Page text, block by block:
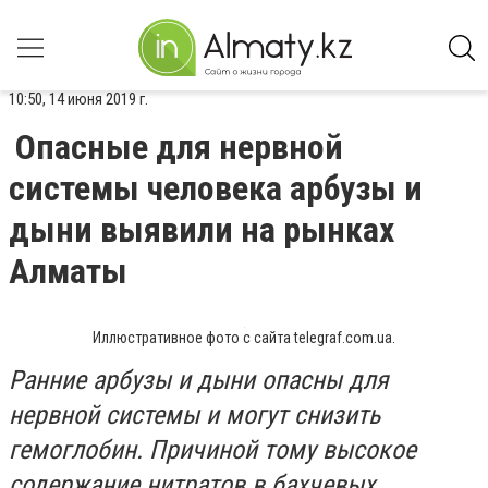
10:50, 14 июня 2019 г.
Опасные для нервной
системы человека арбузы и
дыни выявили на рынках
Алматы
Иллюстративное фото с сайта telegraf.com.ua.
Ранние арбузы и дыни опасны для
нервной системы и могут снизить
гемоглобин. Причиной тому высокое